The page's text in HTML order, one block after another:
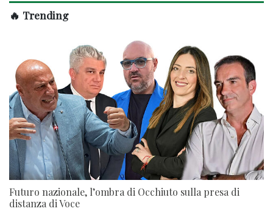
🔥 Trending
Futuro nazionale, l’ombra di Occhiuto sulla presa di
distanza di Voce